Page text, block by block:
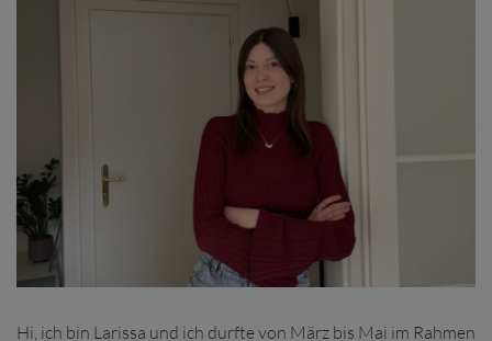
Hi, ich bin Larissa und ich durfte von März bis Mai im Rahmen